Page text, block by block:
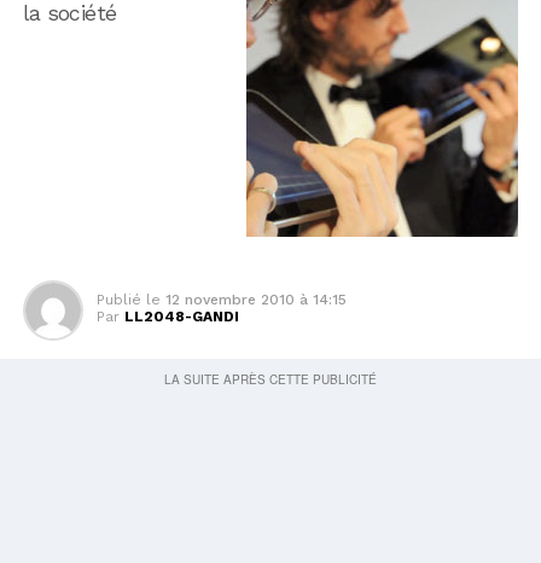
la société
Publié le 12 novembre 2010 à 14:15
Par LL2048-GANDI